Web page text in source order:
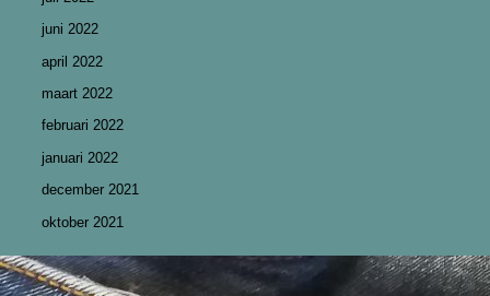
juni 2022
april 2022
maart 2022
februari 2022
januari 2022
december 2021
oktober 2021